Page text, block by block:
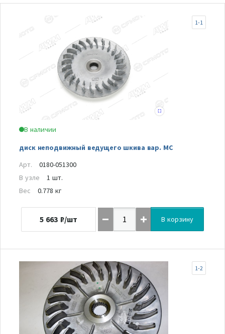
В наличии
диск неподвижный ведущего шкива вар. MC
1-1
Арт.
0180-051300
В узле
1 шт.
Вес
0.778 кг
5 663 ₽/шт В корзину
1-2